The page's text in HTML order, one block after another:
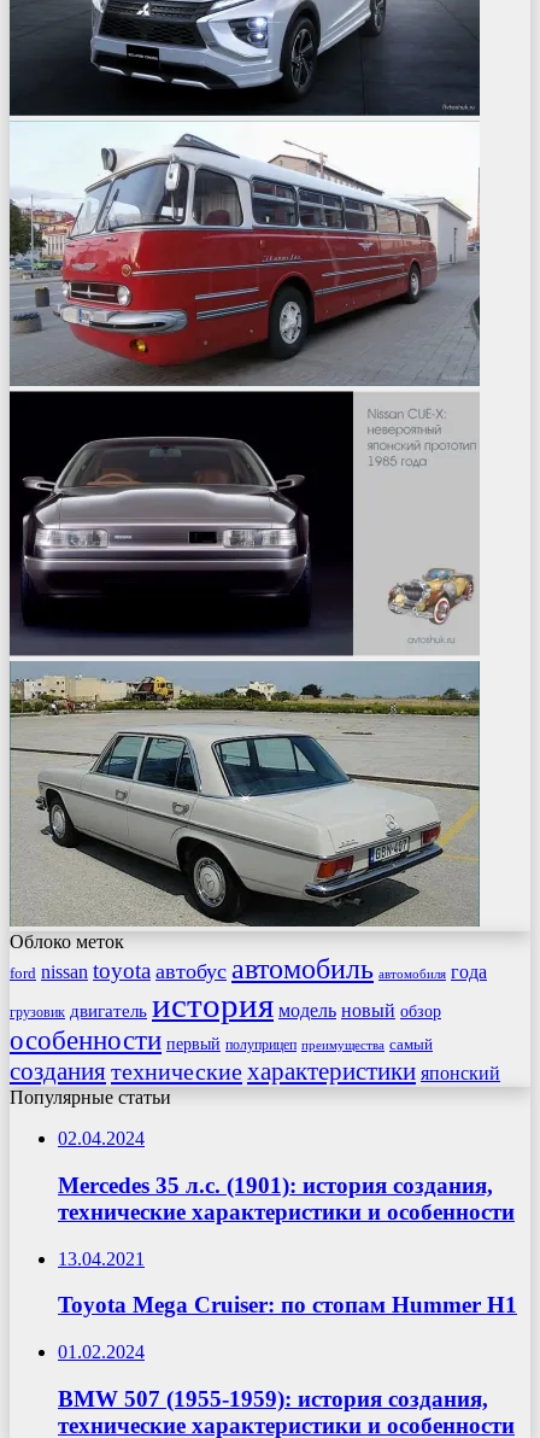
Облоко меток
ford nissan toyota автобус автомобиль автомобиля года
грузовик двигатель история модель новый обзор
особенности первый полуприцеп преимущества самый
созданиятехническиехарактеристики японский
Популярные статьи
02.04.2024
Mercedes 35 л.с. (1901): история создания,
технические характеристики и особенности
13.04.2021
Toyota Mega Cruiser: по стопам Hummer H1
01.02.2024
BMW 507 (1955-1959): история создания,
технические характеристики и особенности